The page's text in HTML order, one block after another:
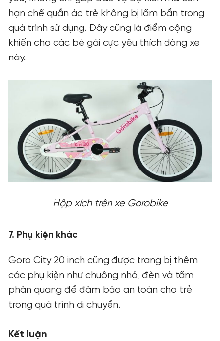
hạn chế quần áo trẻ không bị lấm bẩn trong
quá trình sử dụng. Đây cũng là điểm cộng
khiến cho các bé gái cực yêu thích dòng xe
này.
Hộp xích trên xe Gorobike
7. Phụ kiện khác
Goro City 20 inch cũng được trang bị thêm
các phụ kiện như chuông nhỏ, đèn và tấm
phản quang để đảm bảo an toàn cho trẻ
trong quá trình di chuyển.
Kết luận